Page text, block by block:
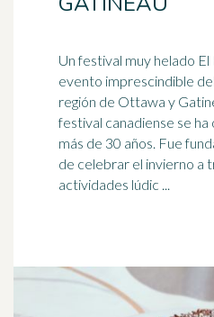
Un festival muy helado
evento imprescindible
región de Ottawa y
festival canadiense se
más de 30 años. Fue
de celebrar el invierno a
actividades lúdic ...